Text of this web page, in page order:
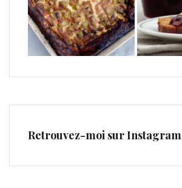
Retrouvez-moi sur Instagram